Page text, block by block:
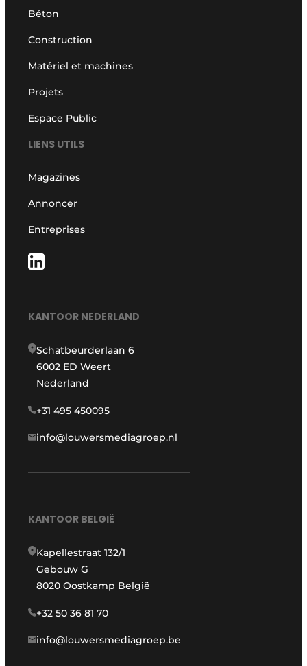
Béton
Construction
Matériel et machines
Projets
Espace Public
LIENS UTILS
Magazines
Annoncer
Entreprises
KANTOOR NEDERLAND
Schatbeurderlaan 6
6002 ED Weert
Nederland
+31 495 450095
info@louwersmediagroep.nl
KANTOOR BELGIË
Kapellestraat 132/1
Gebouw G
8020 Oostkamp België
+32 50 36 81 70
info@louwersmediagroep.be